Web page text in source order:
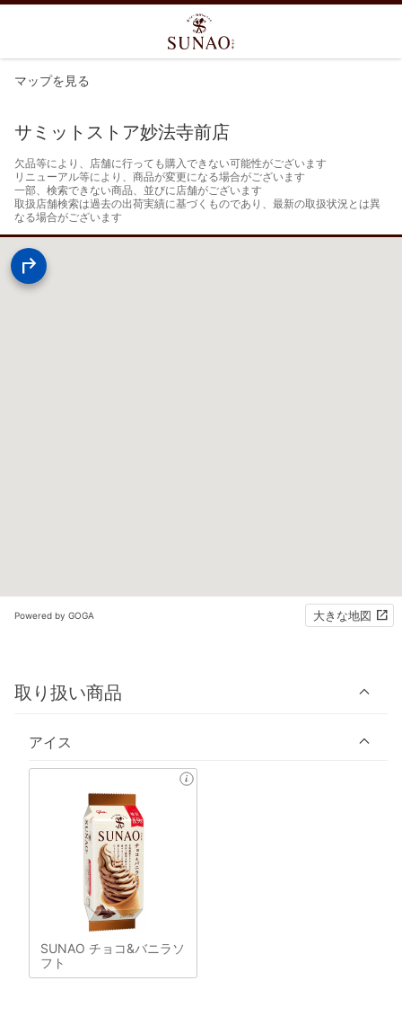
マップを見る
サミットストア妙法寺前店
欠品等により、店舗に行っても購入できない可能性がございます
リニューアル等により、商品が変更になる場合がございます
一部、検索できない商品、並びに店舗がございます
取扱店舗検索は過去の出荷実績に基づくものであり、最新の取扱状況とは異
なる場合がございます
Powered by GOGA 大きな地図
取り扱い商品
アイス
SUNAO チョコ&バニラソ
フト